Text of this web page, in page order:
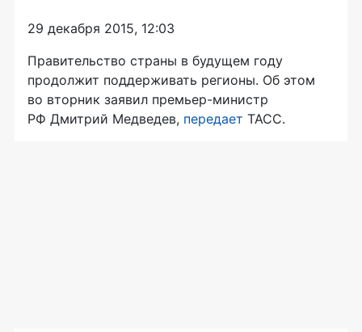
29 декабря 2015, 12:03
Правительство страны в будущем году
продолжит поддерживать регионы. Об этом
во вторник заявил премьер-министр
РФ Дмитрий Медведев, передает ТАСС.